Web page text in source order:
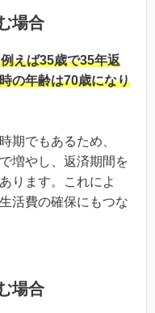
場合
えば35歳で35年返
の年齢は70歳になり
期でもあるため、
増やし、返済期間を
ります。これによ
活費の確保にもつな
場合